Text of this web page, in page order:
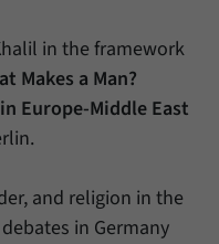
in the framework
Makes a Man?
Europe-Middle East
and religion in the
in Germany
dies eingestellt hat.
wir speichern, von
oder Suchmaschine
Verlinkung auf unsere